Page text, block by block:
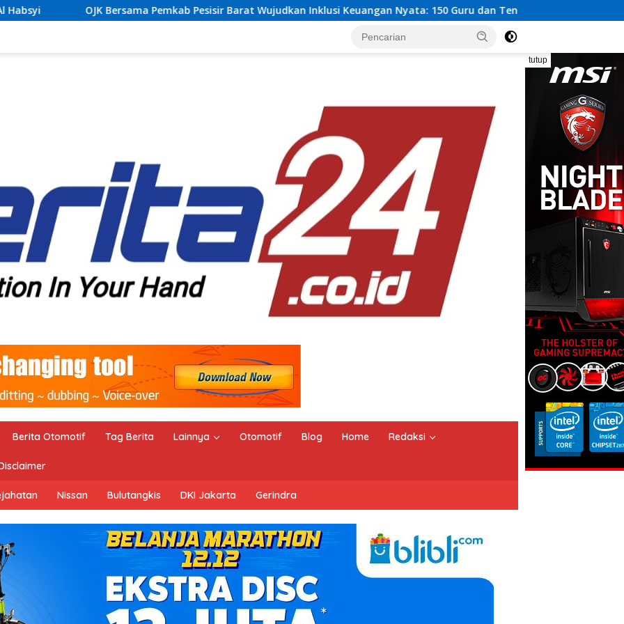
Pemkab Pesisir Barat Wujudkan Inklusi Keuangan Nyata: 150 Guru dan Tenaga Pendidik Terima Polis Asuransi Jiwa
tutup
Berita Otomotif Tag Berita Lainnya Otomotif Blog Home Redaksi
Nissan Bulutangkis DKI Jakarta Gerindra